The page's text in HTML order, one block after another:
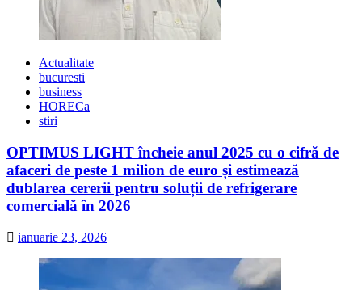
Actualitate
bucuresti
business
HORECa
stiri
OPTIMUS LIGHT încheie anul 2025 cu o cifră de
afaceri de peste 1 milion de euro și estimează
dublarea cererii pentru soluții de refrigerare
comercială în 2026
ianuarie 23, 2026